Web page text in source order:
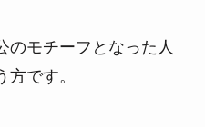
のモチーフとなった人
です。